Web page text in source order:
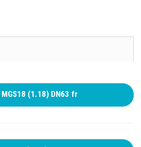
MGS18 (1.18) DN63 fr